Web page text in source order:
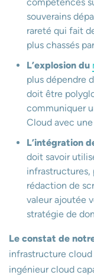
souverains
rareté qui fait
plus chassés
L’explosion du
plus dépendre
doit être
communiquer
Cloud avec
L’intégration
doit savoir
infrastructures,
rédaction de
valeur ajoutée
stratégie de
Le constat de
infrastructure cloud
ingénieur cloud